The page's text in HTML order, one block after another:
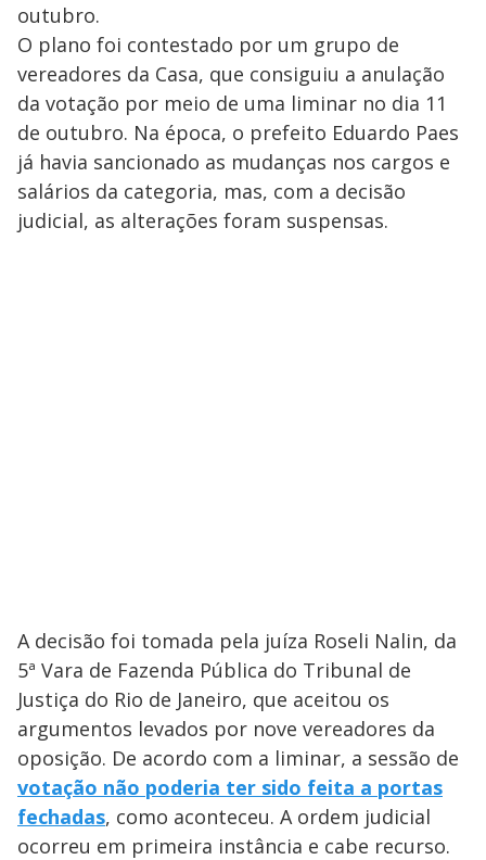
outubro.
O plano foi contestado por um grupo de
vereadores da Casa, que consiguiu a anulação
da votação por meio de uma liminar no dia 11
de outubro. Na época, o prefeito Eduardo Paes
já havia sancionado as mudanças nos cargos e
salários da categoria, mas, com a decisão
judicial, as alterações foram suspensas.
A decisão foi tomada pela juíza Roseli Nalin, da
5ª Vara de Fazenda Pública do Tribunal de
Justiça do Rio de Janeiro, que aceitou os
argumentos levados por nove vereadores da
oposição. De acordo com a liminar, a sessão de
votação não poderia ter sido feita a portas
fechadas, como aconteceu. A ordem judicial
ocorreu em primeira instância e cabe recurso.